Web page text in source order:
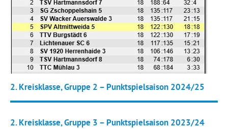
2. Kreisklasse, Gruppe 2 – Punktspielsaison 2024/25
2. Kreisklasse, Gruppe 3 – Punktspielsaison 2023/24